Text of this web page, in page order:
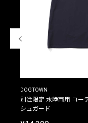
DOGTOWN
別注限定 水陸両用 コー
シュガード